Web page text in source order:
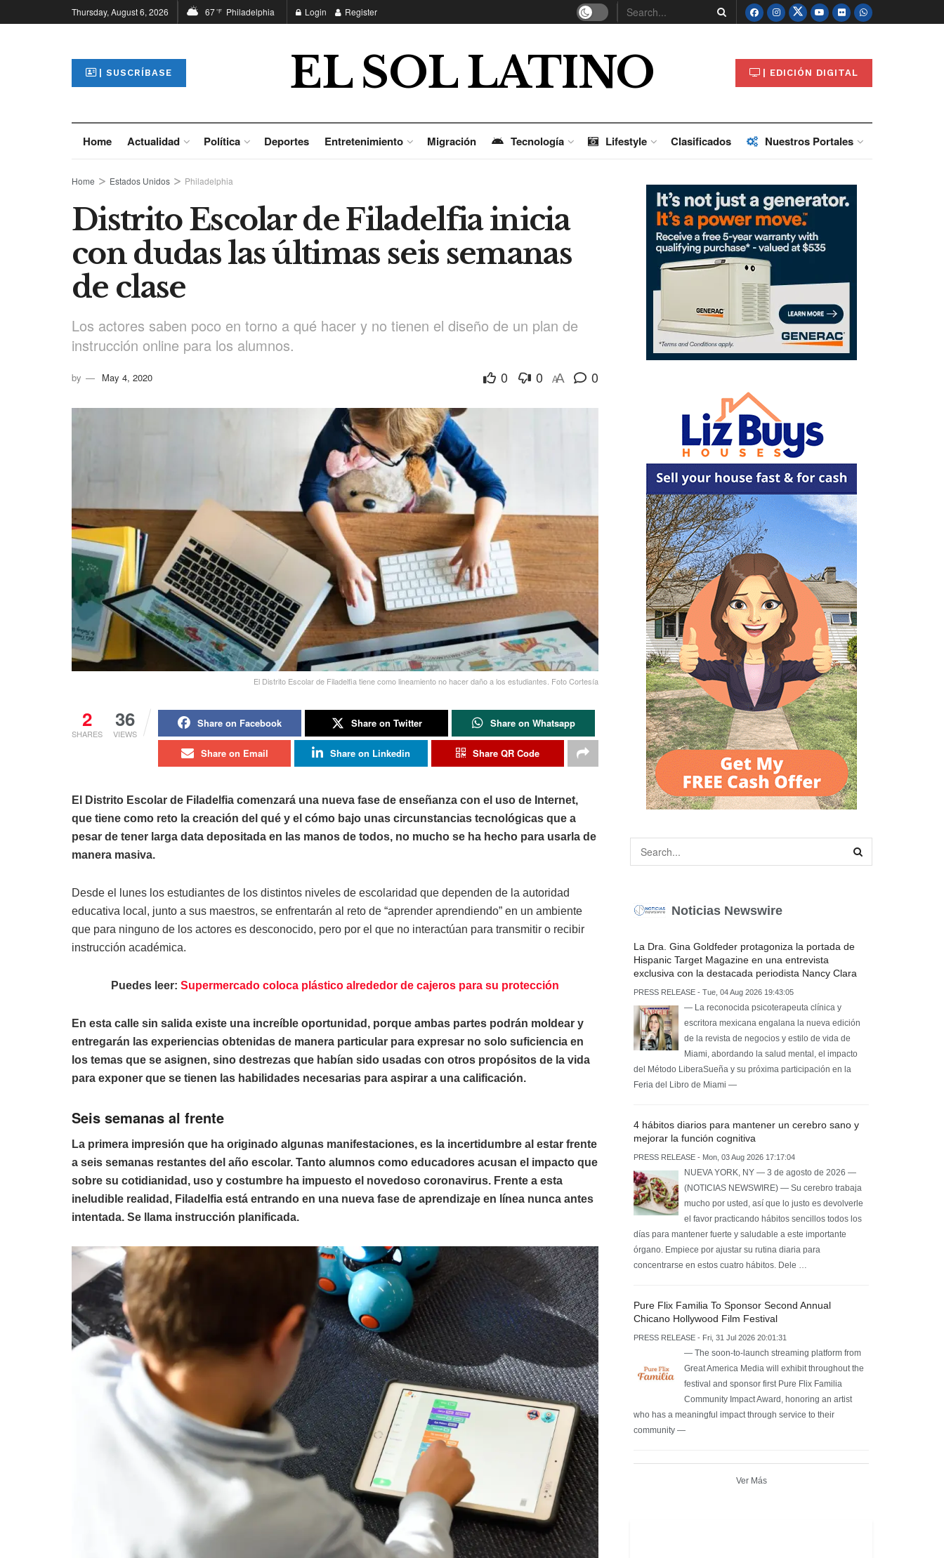
Thursday, August 6, 2026 67°F Philadelphia Login Register
| SUSCRÍBASE EL SOL LATINO | EDICIÓN DIGITAL
Home Actualidad Política Deportes Entretenimiento Migración Tecnología Lifestyle Clasificados Nuestros Portales
Home Estados Unidos Philadelphia
Distrito Escolar de Filadelfia inicia
con dudas las últimas seis semanas
de clase
Los actores saben poco en torno a qué hacer y no tienen el diseño de un plan de
instrucción online para los alumnos.
by May 4, 2020 0 0 AA 0
El Distrito Escolar de Filadelfia tiene como lineamiento no hacer daño a los estudiantes. Foto Cortesía
2
SHARES
36
VIEWS
Share on Facebook Share on Twitter Share on Whatsapp
Share on Email Share on Linkedin Share QR Code
El Distrito Escolar de Filadelfia comenzará una nueva fase de enseñanza con el uso de Internet,
que tiene como reto la creación del qué y el cómo bajo unas circunstancias tecnológicas que a
pesar de tener larga data depositada en las manos de todos, no mucho se ha hecho para usarla de
manera masiva.
Desde el lunes los estudiantes de los distintos niveles de escolaridad que dependen de la autoridad
educativa local, junto a sus maestros, se enfrentarán al reto de “aprender aprendiendo” en un ambiente
que para ninguno de los actores es desconocido, pero por el que no interactúan para transmitir o recibir
instrucción académica.
Puedes leer: Supermercado coloca plástico alrededor de cajeros para su protección
En esta calle sin salida existe una increíble oportunidad, porque ambas partes podrán moldear y
entregarán las experiencias obtenidas de manera particular para expresar no solo suficiencia en
los temas que se asignen, sino destrezas que habían sido usadas con otros propósitos de la vida
para exponer que se tienen las habilidades necesarias para aspirar a una calificación.
Seis semanas al frente
La primera impresión que ha originado algunas manifestaciones, es la incertidumbre al estar frente
a seis semanas restantes del año escolar. Tanto alumnos como educadores acusan el impacto que
sobre su cotidianidad, uso y costumbre ha impuesto el novedoso coronavirus. Frente a esta
ineludible realidad, Filadelfia está entrando en una nueva fase de aprendizaje en línea nunca antes
intentada. Se llama instrucción planificada.
Noticias Newswire
La Dra. Gina Goldfeder protagoniza la portada de
Hispanic Target Magazine en una entrevista
exclusiva con la destacada periodista Nancy Clara
PRESS RELEASE - Tue, 04 Aug 2026 19:43:05
— La reconocida psicoterapeuta clínica y
escritora mexicana engalana la nueva edición
de la revista de negocios y estilo de vida de
Miami, abordando la salud mental, el impacto
del Método LiberaSueña y su próxima participación en la
Feria del Libro de Miami —
4 hábitos diarios para mantener un cerebro sano y
mejorar la función cognitiva
PRESS RELEASE - Mon, 03 Aug 2026 17:17:04
NUEVA YORK, NY — 3 de agosto de 2026 —
(NOTICIAS NEWSWIRE) — Su cerebro trabaja
mucho por usted, así que lo justo es devolverle
el favor practicando hábitos sencillos todos los
días para mantener fuerte y saludable a este importante
órgano. Empiece por ajustar su rutina diaria para
concentrarse en estos cuatro hábitos. Dele …
Pure Flix Familia To Sponsor Second Annual
Chicano Hollywood Film Festival
PRESS RELEASE - Fri, 31 Jul 2026 20:01:31
— The soon-to-launch streaming platform from
Great America Media will exhibit throughout the
festival and sponsor first Pure Flix Familia
Community Impact Award, honoring an artist
who has a meaningful impact through service to their
community —
Ver Más